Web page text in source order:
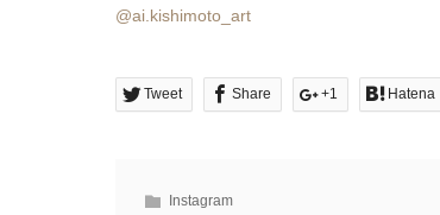
@ai.kishimoto_art
Tweet Share +1 Hatena
Instagram